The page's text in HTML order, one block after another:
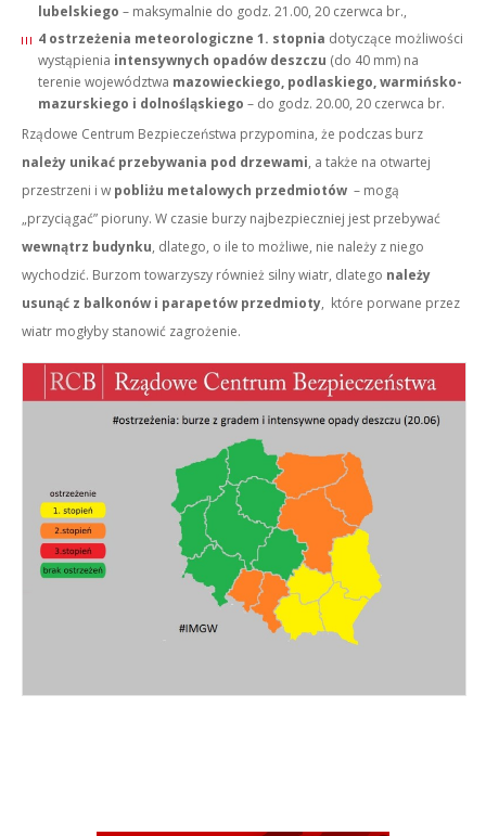
lubelskiego – maksymalnie do godz. 21.00, 20 czerwca br.,
4 ostrzeżenia meteorologiczne 1. stopnia dotyczące możliwości
wystąpienia intensywnych opadów deszczu (do 40 mm) na
terenie województwa mazowieckiego, podlaskiego, warmińsko-
mazurskiego i dolnośląskiego – do godz. 20.00, 20 czerwca br.
Rządowe Centrum Bezpieczeństwa przypomina, że podczas burz
należy unikać przebywania pod drzewami, a także na otwartej
przestrzeni i w pobliżu metalowych przedmiotów – mogą
„przyciągać” pioruny. W czasie burzy najbezpieczniej jest przebywać
wewnątrz budynku, dlatego, o ile to możliwe, nie należy z niego
wychodzić. Burzom towarzyszy również silny wiatr, dlatego należy
usunąć z balkonów i parapetów przedmioty, które porwane przez
wiatr mogłyby stanowić zagrożenie.